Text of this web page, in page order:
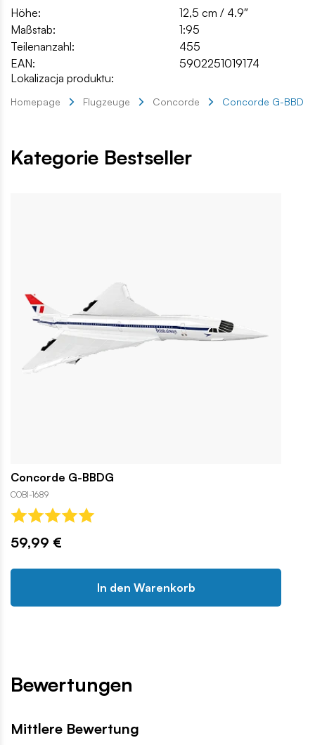
Höhe:
12,5 cm / 4.9″
Maßstab:
1:95
Teilenanzahl:
455
EAN:
5902251019174
Lokalizacja produktu:
Homepage Flugzeuge Concorde Concorde G-BBDG
Kategorie Bestseller
Concorde G-BBDG
COBI-1689
59,99 €
In den Warenkorb
Bewertungen
Mittlere Bewertung